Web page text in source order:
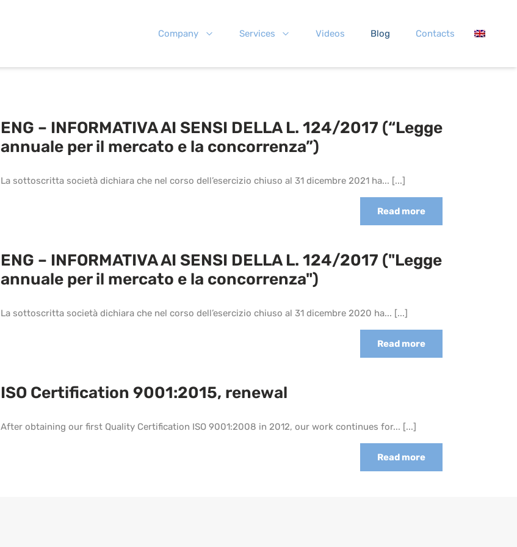
Company Services Videos Blog Contacts
ENG – INFORMATIVA AI SENSI DELLA L. 124/2017 (“Legge
annuale per il mercato e la concorrenza”)
La sottoscritta società dichiara che nel corso dell’esercizio chiuso al 31 dicembre 2021 ha... [...]
Read more
ENG – INFORMATIVA AI SENSI DELLA L. 124/2017 ("Legge
annuale per il mercato e la concorrenza")
La sottoscritta società dichiara che nel corso dell’esercizio chiuso al 31 dicembre 2020 ha... [...]
Read more
ISO Certification 9001:2015, renewal
After obtaining our first Quality Certification ISO 9001:2008 in 2012, our work continues for... [...]
Read more